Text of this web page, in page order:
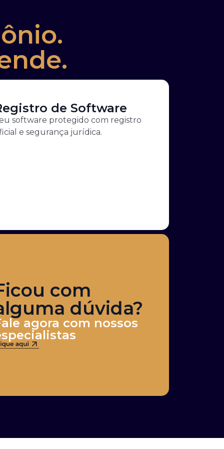
de Software
software protegido com registro
e segurança jurídica.
com
dúvida?
agora com nossos